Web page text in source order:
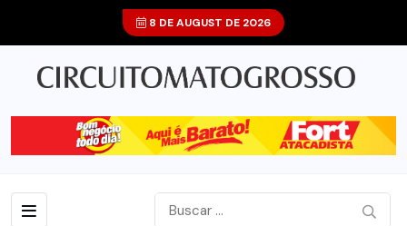
8 DE AUGUST DE 2026